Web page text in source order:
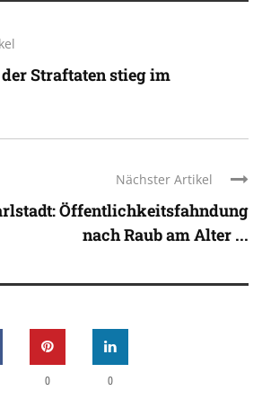
Straftaten stieg im
Nächster Artikel
Öffentlichkeitsfahndung
nach Raub am Alter ...
0 0